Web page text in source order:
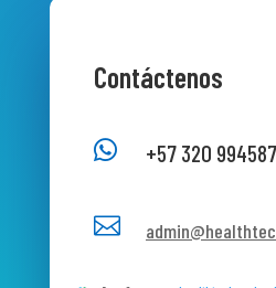
Contáctenos
 +57 320
